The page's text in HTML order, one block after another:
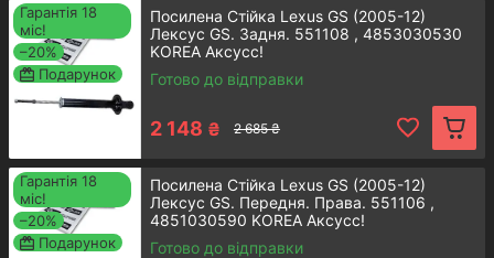
Деталь, що сумісна з автомобілями
різних років випуску. Має офіційну
гарантію.
Детальнiше
Гарантія 18
міс!
–20%
Подарунок
Посилена Стійка Lexus GS (2005-12)
Лексус GS. Задня. 551108 , 4853030530
KOREA Аксусс!
Готово до відправки
2 148 ₴ 2 685 ₴
Гарантія 18
міс!
–20%
Подарунок
Посилена Стійка Lexus GS (2005-12)
Лексус GS. Передня. Права. 551106 ,
4851030590 KOREA Аксусс!
Готово до відправки